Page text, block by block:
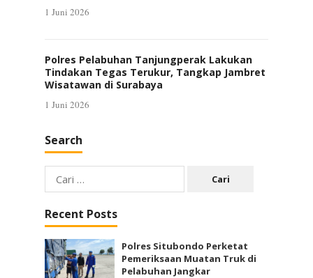
1 Juni 2026
Polres Pelabuhan Tanjungperak Lakukan
Tindakan Tegas Terukur, Tangkap Jambret
Wisatawan di Surabaya
1 Juni 2026
Search
Cari
untuk:
Recent Posts
Polres Situbondo Perketat
Pemeriksaan Muatan Truk di
Pelabuhan Jangkar